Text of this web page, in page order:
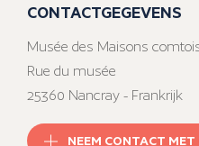
CONTACTGEGEVENS
Musée des Maisons
Rue du musée
25360 Nancray - Frankrijk
NEEM CONTACT MET